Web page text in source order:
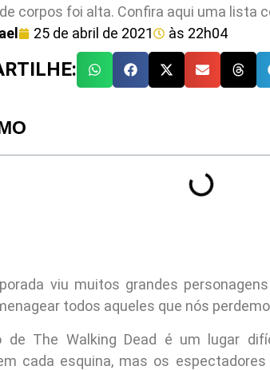
corpos foi alta. Confira aqui uma lista
25 de abril de 2021 às 22h04
viu muitos grandes
todos aqueles que nós
de The Walking Dead é um lugar
cada esquina, mas os